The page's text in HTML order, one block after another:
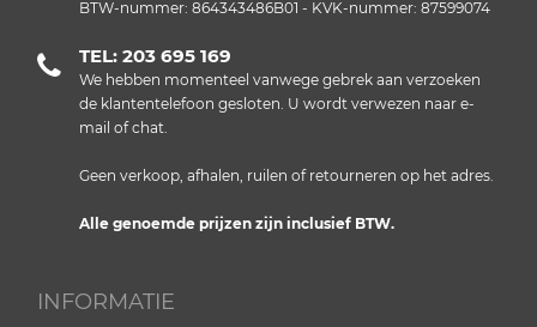
BTW-nummer: 864343486B01 - KVK-nummer: 87599074
TEL: 203 695 169
We hebben momenteel vanwege gebrek aan verzoeken
de klantentelefoon gesloten. U wordt verwezen naar e-
mail of chat.
Geen verkoop, afhalen, ruilen of retourneren op het adres.
Alle genoemde prijzen zijn inclusief BTW.
INFORMATIE